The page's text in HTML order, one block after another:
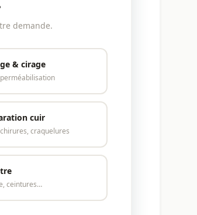
demande.
& cirage
cuir
craquelures
ceintures…